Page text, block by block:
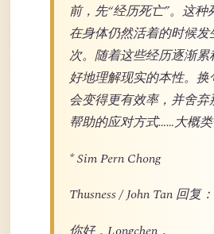
前，先“经历死亡”。这
在身体仍然活着的时候
次。随着这些经历逐渐
好地理解现实的本性。
会变得更有效率，并舍
帮助的应对方式……大概
* Sim Pern Chong
Thusness / John Tan 回复：